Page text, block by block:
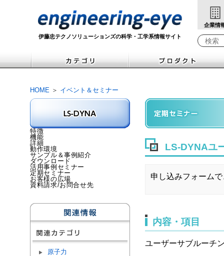
伊藤忠テクノソリューションズの科学・工学系情報サイト
企業情
Write
HOME ＞ イベント＆セミナー
特徴
機能
詳細
動作環境
サンプル＆事例紹介
ダウンロード
活用事例セミナー
定期セミナー
お客様の広場
資料請求/お問合せ先
原子力
LS-DYNAユ
申し込みフォーム
内容・項目
ユーザーサブルーチ